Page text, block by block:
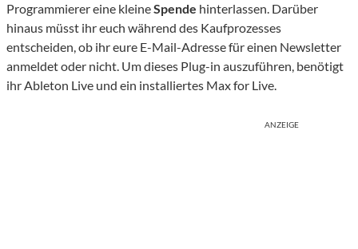
Programmierer eine kleineSpende hinterlassen. Darüber
hinaus müsst ihr euch während des Kaufprozesses
entscheiden, ob ihr eure E-Mail-Adresse für einen Newsletter
anmeldet oder nicht. Um dieses Plug-in auszuführen, benötigt
ihr Ableton Live und ein installiertes Max for Live.
ANZEIGE